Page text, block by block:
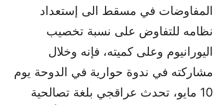
المفاوضات في مسقط الى إستعداد
نظامه للتفاوض على نسبة تخصيب
اليورانيوم وعلى کميته، فإنه وخلال
مشاركته في ندوة حوارية في الدوحة يوم
10 مايو، تحدث عراقجي بلغة تصالحية